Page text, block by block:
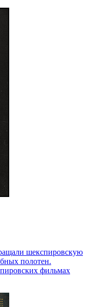
шекспировскую
полотен.
фильмах